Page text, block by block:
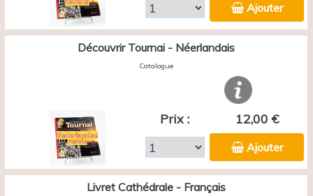
Ajouter
Découvrir Tournai - Néerlandais
Catalogue
Prix : 12,00 €
Ajouter
Livret Cathédrale - Français